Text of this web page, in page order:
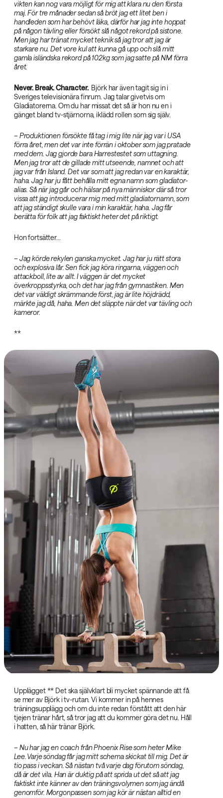
vikten kan nog vara möjligt för mig att klara nu den första
maj. För tre månader sedan så bröt jag ett litet ben i
handleden som har behövt läka, därför har jag inte hoppat
på någon tävling eller försökt slå något rekord på sistone.
Men jag har tränat mycket teknik så jag tror att jag är
starkare nu. Det vore kul att kunna gå upp och slå mitt
gamla isländska rekord på 102kg som jag satte på NM förra
året.
Never. Break. Character.‌‌ Björk har även tagit sig in i
Sveriges televisionära finrum. Jag talar givetvis om
Gladiatorerna. Om du har missat det så är hon nu en i
gänget bland tv-stjärnorna, iklädd rollen som sig själv.
– Produktionen försökte få tag i mig lite när jag var i USA
förra året, men det var inte förrän i oktober som jag pratade
med dem. Jag gjorde bara Harrestestet som uttagning.
Men jag tror att de gillade mitt utseende, namnet och att
jag var från Island. Det var som att jag redan var en karaktär,
haha. Jag har ju fått behålla mitt egna namn som gladiator-
alias. Så när jag går och hälsar på nya människor där så tror
vissa att jag introducerar mig med mitt gladiatornamn, som
att jag ständigt skulle vara i min karaktär, haha. Jag får
berätta för folk att jag faktiskt heter det på riktigt.‌
Hon fortsätter…
– Jag körde rekylen ganska mycket. Jag har ju rätt stora
och explosiva lår. Sen fick jag köra ringarna, väggen och
attackboll, lite av allt. I väggen är det mycket
överkroppsstyrka, och det har jag från gymnastiken. Men
det var väldigt skrämmande först, jag är lite höjdrädd,
märkte jag då, haha. Men det släppte när det var tävling och
kameror.‌
**
Upplägget ‌** Det ska självklart bli mycket spännande att få
se mer av Björk i tv-rutan. Vi kommer in på hennes
träningsupplägg och om du inte redan förstått att den här
tjejen tränar hårt, så tror jag att du kommer göra det nu. Håll
i hatten, så här tränar Björk.
– Nu har jag en coach från Phoenix Rise som heter Mike
Lee. Varje söndag får jag mitt schema skickat till mig. Det är
tio pass i veckan. Så nästan två varje dag förutom söndag,
då är det vila. Han är duktig på att sprida ut det så att jag
faktiskt inte känner av den träningsvolymen som jag ändå
genomför. Morgonpassen som jag kör är nästan alltid en